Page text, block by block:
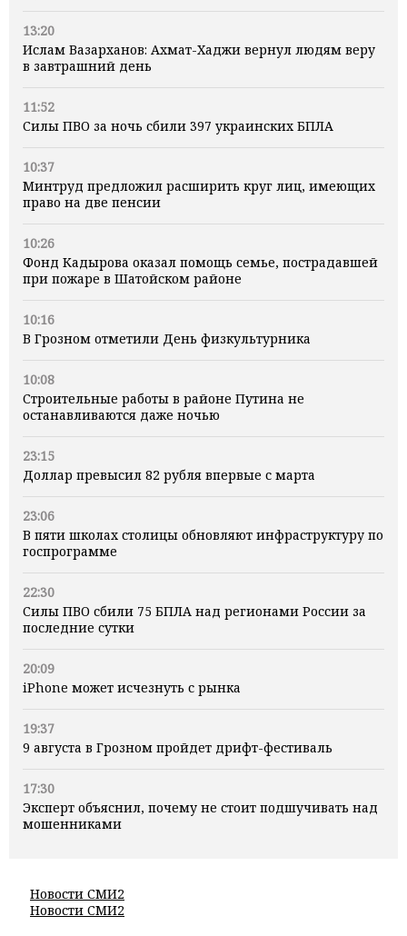
13:20
Ислам Вазарханов: Ахмат-Хаджи вернул людям веру
в завтрашний день
11:52
Силы ПВО за ночь сбили 397 украинских БПЛА
10:37
Минтруд предложил расширить круг лиц, имеющих
право на две пенсии
10:26
Фонд Кадырова оказал помощь семье, пострадавшей
при пожаре в Шатойском районе
10:16
В Грозном отметили День физкультурника
10:08
Строительные работы в районе Путина не
останавливаются даже ночью
23:15
Доллар превысил 82 рубля впервые с марта
23:06
В пяти школах столицы обновляют инфраструктуру по
госпрограмме
22:30
Силы ПВО сбили 75 БПЛА над регионами России за
последние сутки
20:09
iPhone может исчезнуть с рынка
19:37
9 августа в Грозном пройдет дрифт-фестиваль
17:30
Эксперт объяснил, почему не стоит подшучивать над
мошенниками
Новости СМИ2
Новости СМИ2